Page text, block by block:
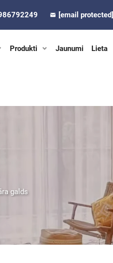
[email protected]
Produkti Jaunumi Lieta
galds